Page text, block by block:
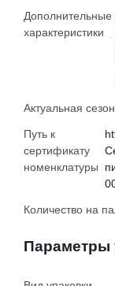
Дополнительные
характеристики
Актуальная
Путь к
сертификату
номенклатуры
Количество на
Параметры